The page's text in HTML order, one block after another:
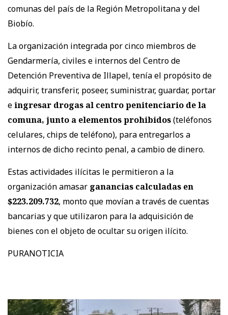
comunas del país de la Región Metropolitana y del
Biobío.
La organización integrada por cinco miembros de
Gendarmería, civiles e internos del Centro de
Detención Preventiva de Illapel, tenía el propósito de
adquirir, transferir, poseer, suministrar, guardar, portar
eingresar drogas al centro penitenciario de la
comuna, junto a elementos prohibidos(teléfonos
celulares, chips de teléfono), para entregarlos a
internos de dicho recinto penal, a cambio de dinero.
Estas actividades ilícitas le permitieron a la
organización amasar ganancias calculadas en
$223.209.732, monto que movían a través de cuentas
bancarias y que utilizaron para la adquisición de
bienes con el objeto de ocultar su origen ilícito.
PURANOTICIA